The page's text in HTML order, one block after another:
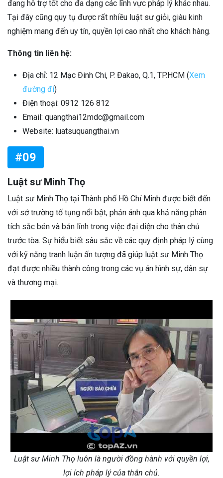
đang hỗ trợ tốt cho đa dạng các lĩnh vực pháp lý khác nhau.
Tại đây cũng quy tụ được rất nhiều luật sư giỏi, giàu kinh
nghiệm mang đến uy tín, quyền lợi cao nhất cho khách hàng.
Thông tin liên hệ:
Địa chỉ: 12 Mạc Đinh Chi, P. Đakao, Q.1, TP.HCM (Xem
đường đi)
Điện thoại: 0912 126 812
Email: quangthai12mdc@gmail.com
Website: luatsuquangthai.vn
#09
Luật sư Minh Thọ
Luật sư Minh Thọ tại Thành phố Hồ Chí Minh được biết đến
với sở trường tố tụng nổi bật, phản ánh qua khả năng phân
tích sắc bén và bản lĩnh trong việc đại diện cho thân chủ
trước tòa. Sự hiểu biết sâu sắc về các quy định pháp lý cùng
với kỹ năng tranh luận ấn tượng đã giúp luật sư Minh Thọ
đạt được nhiều thành công trong các vụ án hình sự, dân sự
và thương mại.
Luật sư Minh Thọ luôn là người đồng hành với quyền lợi,
lợi ích pháp lý của thân chủ.